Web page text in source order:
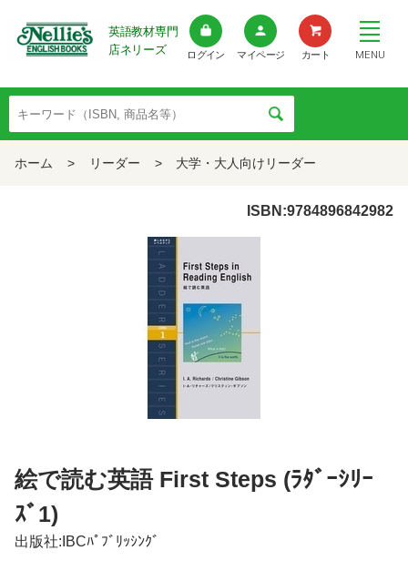
英語教材専門
店ネリーズ
ログイン マイページ カート MENU
ホーム > リーダー > 大学・大人向けリーダー
ISBN:9784896842982
絵で読む英語 First Steps (ﾗﾀﾞｰｼﾘｰ
ｽﾞ1)
出版社:IBCﾊﾟﾌﾞﾘｯｼﾝｸﾞ